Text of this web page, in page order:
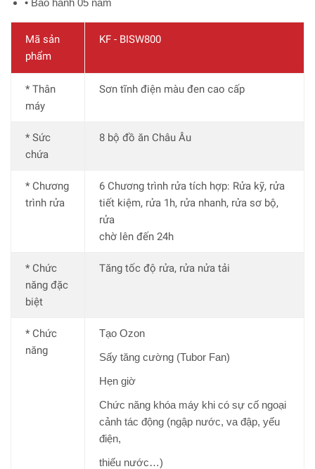
Mã sản
phẩm
KF - BISW800
* Thân
máy
Sơn tĩnh điện màu đen cao cấp
* Sức
chứa
8 bộ đồ ăn Châu Âu
* Chương
trình rửa
6 Chương trình rửa tích hợp: Rửa kỹ, rửa
tiết kiệm, rửa 1h, rửa nhanh, rửa sơ bộ,
rửa
chờ lên đến 24h
* Chức
năng đặc
biệt
Tăng tốc độ rửa, rửa nửa tải
* Chức
năng
Tạo Ozon
Sấy tăng cường (Tubor Fan)
Hẹn giờ
Chức năng khóa máy khi có sự cố ngoại
cảnh tác động (ngập nước, va đập, yếu
điện,
thiếu nước…)